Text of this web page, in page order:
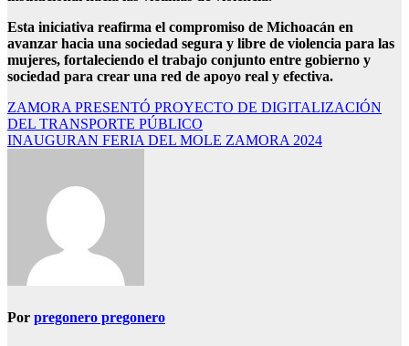
Esta iniciativa reafirma el compromiso de Michoacán en
avanzar hacia una sociedad segura y libre de violencia para las
mujeres, fortaleciendo el trabajo conjunto entre gobierno y
sociedad para crear una red de apoyo real y efectiva.
Navegación
de
ZAMORA PRESENTÓ PROYECTO DE DIGITALIZACIÓN
DEL TRANSPORTE PÚBLICO
INAUGURAN FERIA DEL MOLE ZAMORA 2024
Por pregonero pregonero